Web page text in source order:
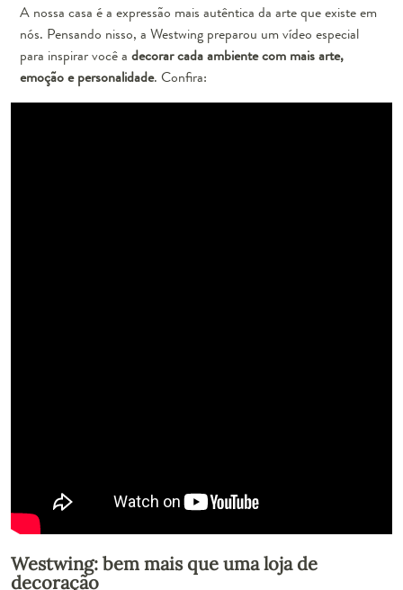
A nossa casa é a expressão mais autêntica da arte que existe em
nós. Pensando nisso, a Westwing preparou um vídeo especial
para inspirar você a decorar cada ambiente com mais arte,
emoção e personalidade. Confira:
Westwing: bem mais que uma loja de
decoração